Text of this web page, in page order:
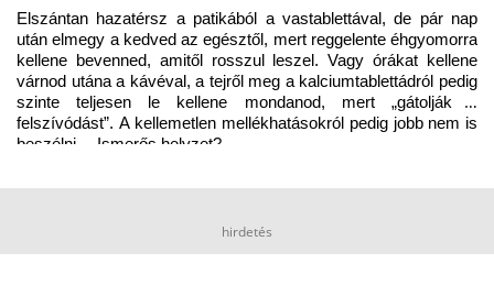
Elszántan hazatérsz a patikából a vastablettával, de pár nap
után elmegy a kedved az egésztől, mert reggelente éhgyomorra
kellene bevenned, amitől rosszul leszel. Vagy órákat kellene
várnod utána a kávéval, a tejről meg a kalciumtablettádról pedig
szinte teljesen le kellene mondanod, mert „gátolják a
felszívódást”. A kellemetlen mellékhatásokról pedig jobb nem is
beszélni… Ismerős helyzet?
hirdetés